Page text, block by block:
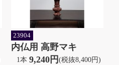
23904
内仏用 高野マキ
1本 9,240円(税抜8,400円)